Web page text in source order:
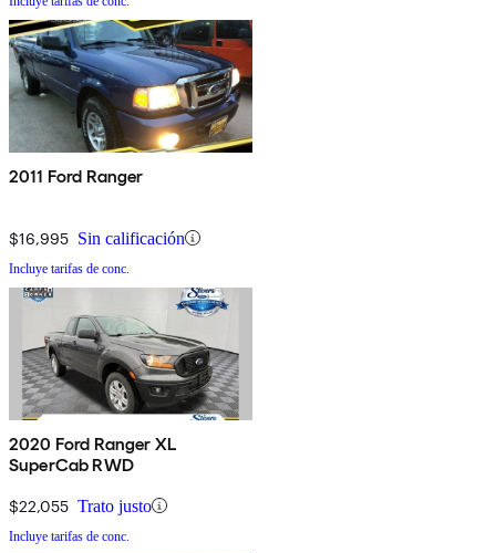
2011 Ford Ranger
$16,995 Sin calificación
Incluye tarifas de conc.
2020 Ford Ranger XL
SuperCab RWD
$22,055 Trato justo
Incluye tarifas de conc.